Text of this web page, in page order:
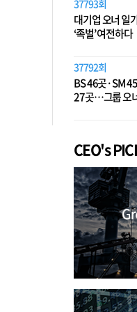
37793회
대기업 오너 일
‘족벌’ 여전하다
37792회
BS 46곳·SM
27곳…그룹 오
CEO's